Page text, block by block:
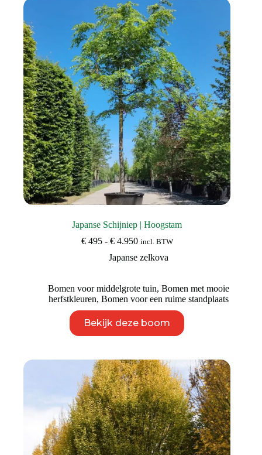
Deze
optie
kan
gekozen
worden
op
de
productpagina
Japanse Schijniep | Hoogstam
€495 - €4.950Prijsklasse:
tot
incl. BTW
Japanse zelkova
Bomen voor middelgrote tuin,Bomen met mooie
herfstkleuren,Bomen voor een ruime standplaats
Bekijk deze boom
product
heeft
Deze
optie
kan
gekozen
worden
op
de
productpagina